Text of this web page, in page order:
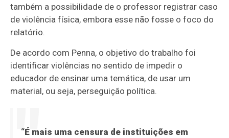
também a possibilidade de o professor registrar caso
de violência física, embora esse não fosse o foco do
relatório.
De acordo com Penna, o objetivo do trabalho foi
identificar violências no sentido de impedir o
educador de ensinar uma temática, de usar um
material, ou seja, perseguição política.
“É mais uma censura de instituições em